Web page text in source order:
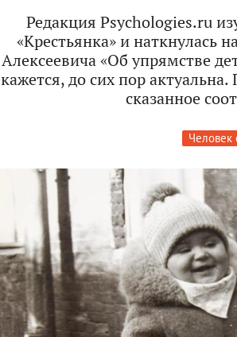
Редакция Psychologies.ru
«Крестьянка» и наткнулась
Алексеевича «Об упрямстве
кажется, до сих пор
сказанное
Человек